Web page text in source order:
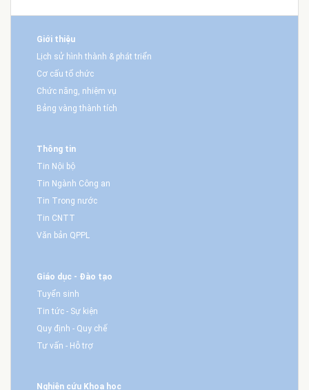
Giới thiệu
Lịch sử hình thành & phát triển
Cơ cấu tổ chức
Chức năng, nhiệm vụ
Bảng vàng thành tích
Thông tin
Tin Nội bộ
Tin Ngành Công an
Tin Trong nước
Tin CNTT
Văn bản QPPL
Giáo dục - Đào tạo
Tuyển sinh
Tin tức - Sự kiện
Quy định - Quy chế
Tư vấn - Hỗ trợ
Nghiên cứu Khoa học